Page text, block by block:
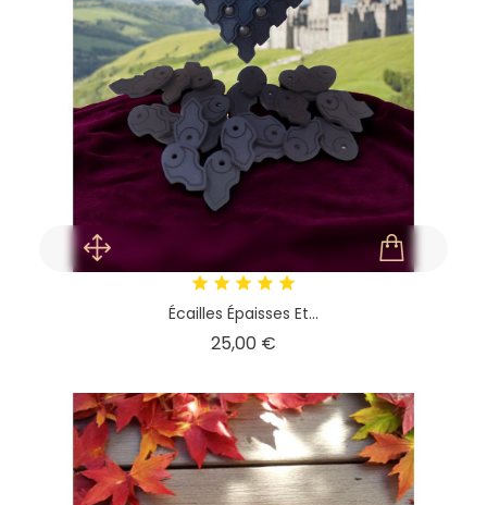
Écailles Épaisses Et...
25,00 €